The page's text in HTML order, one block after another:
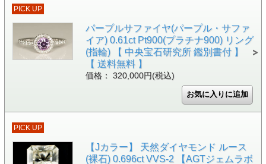
PICK UP
パープルサファイヤ(パープル・サファ
イア) 0.61ct Pt900(プラチナ900) リング
(指輪) 【 中央宝石研究所 鑑別書付 】
【 送料無料 】
価格： 320,000円(税込)
PICK UP
【Jカラー】 天然ダイヤモンド ルース
(裸石) 0.696ct VVS-2 【AGTジェムラボ